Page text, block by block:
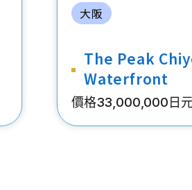
大阪
The Peak
Waterfront
價格33,000,000日